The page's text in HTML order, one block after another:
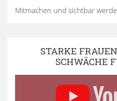
Mitmachen und sichtbar
STARKE
SCHWÄCHE